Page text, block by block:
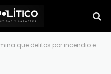
por incendio en Guardería ABC no prescriben y aún pueden investigarse